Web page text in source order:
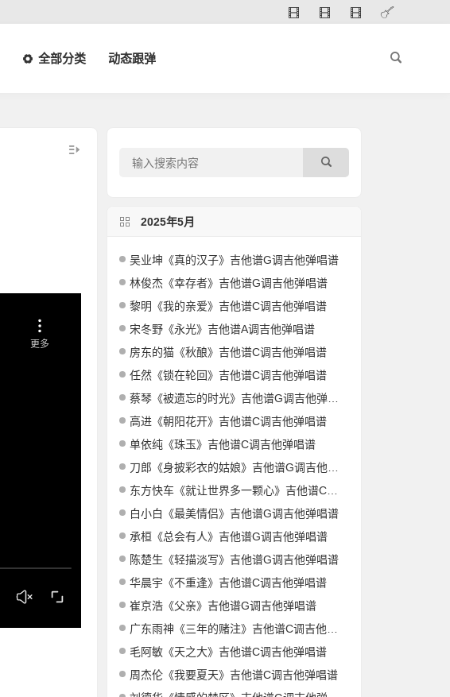
全部分类 动态跟弹
2025年5月
吴业坤《真的汉子》吉他谱G调吉他弹唱谱
林俊杰《幸存者》吉他谱G调吉他弹唱谱
黎明《我的亲爱》吉他谱C调吉他弹唱谱
宋冬野《永光》吉他谱A调吉他弹唱谱
房东的猫《秋酿》吉他谱C调吉他弹唱谱
任然《锁在轮回》吉他谱C调吉他弹唱谱
蔡琴《被遗忘的时光》吉他谱G调吉他弹唱谱
高进《朝阳花开》吉他谱C调吉他弹唱谱
单依纯《珠玉》吉他谱C调吉他弹唱谱
刀郎《身披彩衣的姑娘》吉他谱G调吉他弹唱谱
东方快车《就让世界多一颗心》吉他谱C调吉他弹唱谱
白小白《最美情侣》吉他谱G调吉他弹唱谱
承桓《总会有人》吉他谱G调吉他弹唱谱
陈楚生《轻描淡写》吉他谱G调吉他弹唱谱
华晨宇《不重逢》吉他谱C调吉他弹唱谱
崔京浩《父亲》吉他谱G调吉他弹唱谱
广东雨神《三年的赌注》吉他谱C调吉他弹唱谱
毛阿敏《天之大》吉他谱C调吉他弹唱谱
周杰伦《我要夏天》吉他谱C调吉他弹唱谱